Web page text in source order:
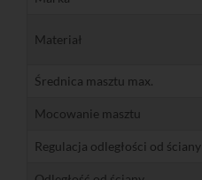
Materiał
Średnica masztu max.
Mocowanie masztu
Regulacja odległości od ściany